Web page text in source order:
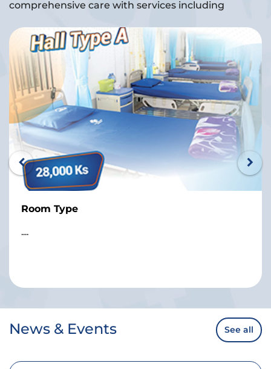
comprehensive care with services including
Room Type
....
News & Events See all